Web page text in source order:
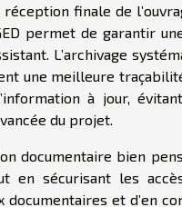
finale de
permet de garantir
L’archivage
une meilleure
à jour,
du projet.
documentaire bien
en sécurisant les
et d’en